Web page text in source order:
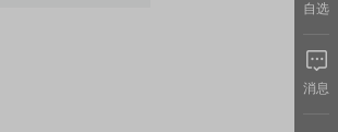
自选
消息